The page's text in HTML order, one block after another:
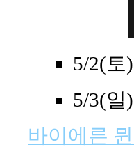
5/2(토
5/3(일
바이에른